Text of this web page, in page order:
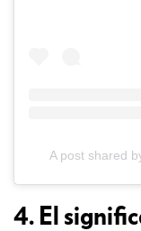
A post shared
4. El